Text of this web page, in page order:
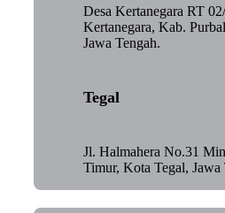
Desa Kertanegara RT
Kertanegara, Kab.
Jawa Tengah.
Tegal
Jl. Halmahera No.31
Timur, Kota Tegal, Jawa